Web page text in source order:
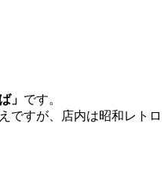
」 です。
ですが、店内は昭和レトロ